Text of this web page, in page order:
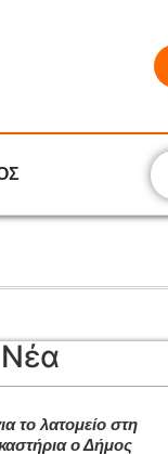
το λατομείο στη
ο Δήμος